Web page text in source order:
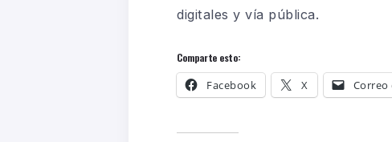
digitales y vía pública.
Comparte esto:
Facebook X Correo